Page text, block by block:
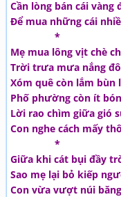
Cần lòng bán cái vàng
Để mua những cái
*
Mẹ mua lông vịt chè
Trời trưa mưa nắng
Xóm quê còn lắm bùn
Phố phường còn ít
Lời rao chìm giữa gió
Con nghe cách mấy
*
Giữa khi cát bụi đầy
Sao mẹ lại bỏ kiếp
Con vừa vượt núi